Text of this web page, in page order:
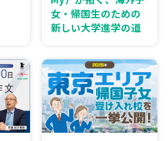
女・帰国生のための
新しい大学進学の道